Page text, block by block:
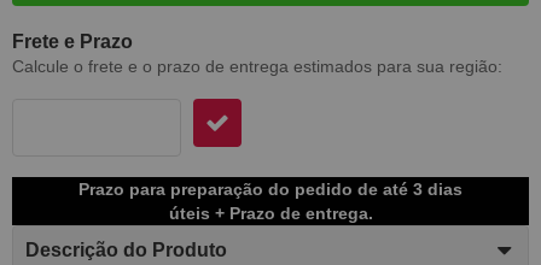
Frete e Prazo
Calcule o frete e o prazo de entrega estimados para sua região:
Prazo para preparação do pedido de até 3 dias
úteis + Prazo de entrega.
Descrição do Produto